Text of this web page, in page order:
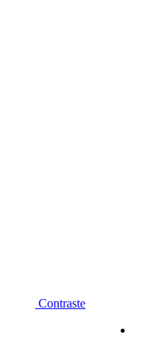
Contraste